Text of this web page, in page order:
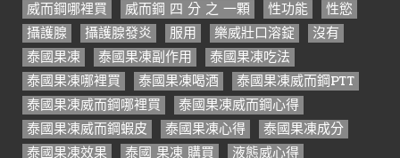
威而鋼哪裡買
威而鋼 四 分 之 一顆 性功能
性慾
攝護腺
攝護腺發炎 服用 樂威壯口溶錠
沒有
泰國果凍
泰國果凍副作用
泰國果凍吃法
泰國果凍哪裡買
泰國果凍喝酒
泰國果凍威而鋼PTT
泰國果凍威而鋼哪裡買
泰國果凍威而鋼心得
泰國果凍威而鋼蝦皮
泰國果凍心得
泰國果凍成分
泰國果凍效果
泰國 果凍 購買
液態威心得